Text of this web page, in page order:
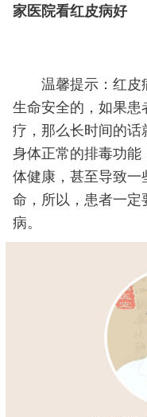
家医院看红皮病好
温馨提示：红皮
生命安全的，如果患
疗，那么长时间的话
身体正常的排毒功能
体健康，甚至导致一
命，所以，患者一定
病。